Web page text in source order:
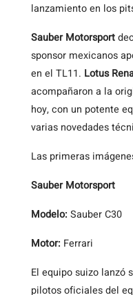
lanzamiento en los
Sauber Motorsport
sponsor mexicanos
en el TL11. Lotus
acompañaron a la
hoy, con un potente
varias novedades
Las primeras
Sauber Motorsport
Modelo: Sauber C30
Motor: Ferrari
El equipo suizo lanzó
pilotos oficiales del